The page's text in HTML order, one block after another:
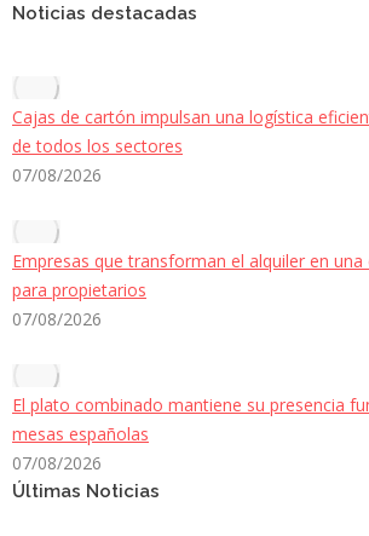
Noticias destacadas
Cajas de cartón impulsan una logística
de todos los sectores
07/08/2026
Empresas que transforman el alquiler en una
para propietarios
07/08/2026
El plato combinado mantiene su presencia
mesas españolas
07/08/2026
Últimas Noticias